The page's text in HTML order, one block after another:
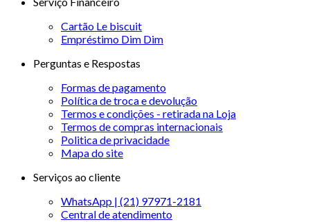
Cartão Le biscuit
Empréstimo Dim Dim
Perguntas e Respostas
Formas de pagamento
Política de troca e devolução
Termos e condições - retirada na Loja
Termos de compras internacionais
Politica de privacidade
Mapa do site
Serviços ao cliente
WhatsApp | (21) 97971-2181
Central de atendimento